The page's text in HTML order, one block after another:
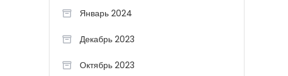
Январь 2024
Декабрь 2023
Октябрь 2023